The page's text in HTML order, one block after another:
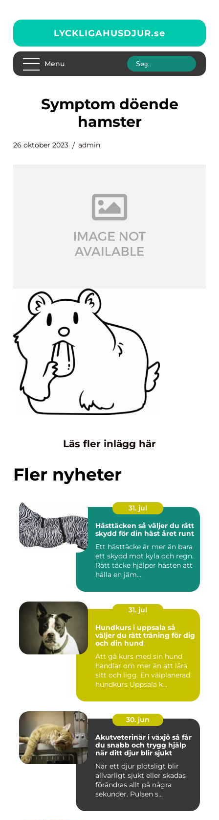
LYCKLIGAHUSDJUR.se
Menu
symptom döende
hamster
26 oktober 2023 admin
Läs fler inlägg här
Fler nyheter
31. jul
Hästtäcken så väljer du rätt
skydd för din häst året runt
Ett hästtäcke är mer än bara
ett skydd mot kyla och regn.
Rätt täcke hjälper hästen att
hålla en jäm...
31. jul
Hundkurs i uppsala så
väljer du rätt träning för dig
och din hund
Att gå kurs med sin hund
handlar om mer än att lära
sitt och ligg. En välplanerad
hundkurs Uppsala k...
30. jun
Akutveterinär i växjö så får
du snabb och trygg hjälp
när ditt djur blir sjukt
När ett djur plötsligt blir
allvarligt sjukt eller skadas
förändras allt på några
sekunder. Pulsen s...